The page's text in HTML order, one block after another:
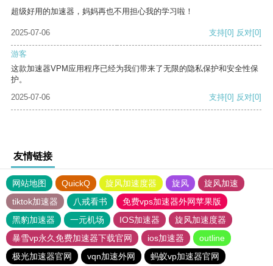
超级好用的加速器，妈妈再也不用担心我的学习啦！
2025-07-06 支持[0] 反对[0]
游客
这款加速器VPM应用程序已经为我们带来了无限的隐私保护和安全性保
护。
2025-07-06
支持[0] 反对[0]
友情链接
网站地图 QuickQ 旋风加速度器 旋风
旋风加速
tiktok加速器
八戒看书
免费vps加速器外网苹果版
黑豹加速器
一元机场 IOS加速器
旋风加速度器
暴雪vp永久免费加速器下载官网
ios加速器
outline
极光加速器官网
vqn加速外网 蚂蚁vp加速器官网